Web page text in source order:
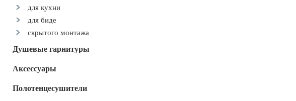
для кухни
для биде
скрытого монтажа
Душевые гарнитуры
Аксессуары
Полотенцесушители